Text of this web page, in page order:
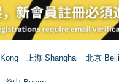
上海 Shanghai
北京